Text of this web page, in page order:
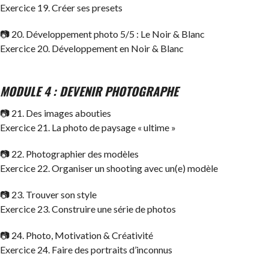
Exercice 19. Créer ses presets
📷 20. Développement photo 5/5 : Le Noir & Blanc
Exercice 20. Développement en Noir & Blanc
MODULE 4 : DEVENIR PHOTOGRAPHE
📷 21. Des images abouties
Exercice 21. La photo de paysage « ultime »
📷 22. Photographier des modèles
Exercice 22. Organiser un shooting avec un(e) modèle
📷 23. Trouver son style
Exercice 23. Construire une série de photos
📷 24. Photo, Motivation & Créativité
Exercice 24. Faire des portraits d’inconnus